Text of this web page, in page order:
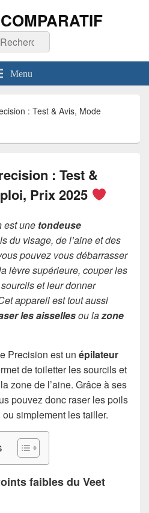
:
Rechercher
Menu
: Test & Avis, Mode
: Test &
Prix 2025
est une tondeuse
du visage, de l’aine et des
pouvez vous débarrasser
lèvre supérieure, couper les
et leur donner
appareil est tout aussi
les aissellesou lazone
Precision est un épilateur
de toiletter les sourcils et
zone de l’aine. Grâce à ses
pouvez donc raser les poils
simplement les tailler.
faibles du Veet